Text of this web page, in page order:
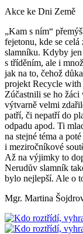
Akce ke Dni Země
„Kam s ním“
fejetonu, kde se
slamníku. Kdyby
s tříděním, ale i
jak na to, čehož
projekt Recycle with
Zúčastnili se ho
výtvarně velmi
patří, či nepatří do
odpadu apod. Ti
na stejné téma a
i meziročníkové
Až na výjimky to
Nerudův slamník
bylo nejlepší. Ale o
Mgr. Martina